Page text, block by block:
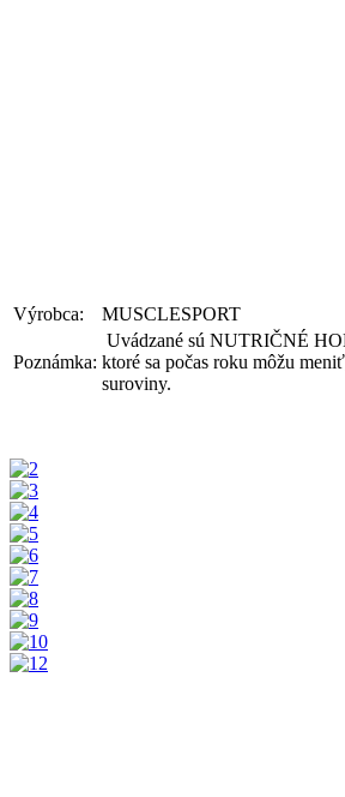
Výrobca: MUSCLESPORT
Poznámka:
Uvádzané sú NUTRIČNÉ
ktoré sa počas roku môžu
suroviny.